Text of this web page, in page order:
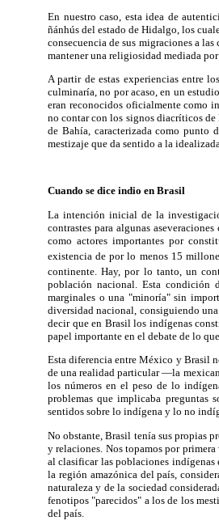
En nuestro caso, esta idea de
ñánhús del estado de Hidalgo, los
consecuencia de sus migraciones a
mantener una religiosidad mediada
A partir de estas experiencias entre
culminaría, no por acaso, en un
eran reconocidos oficialmente como
no contar con los signos diacríticos
de Bahía, caracterizada como punto
mestizaje que da sentido a la
Cuando se dice indio en Brasil
La intención inicial de la
contrastes para algunas
como actores importantes por
existencia de por lo menos 15
continente. Hay, por lo tanto, un
población nacional. Esta condición
marginales o una "minoría" sin
diversidad nacional, consiguiendo
decir que en Brasil los indígenas
papel importante en el debate de lo
Esta diferencia entre México y Brasil
de una realidad particular —la
los números en el peso de lo
problemas que implicaba
sentidos sobre lo indígena y lo no
No obstante, Brasil tenía sus propias
y relaciones. Nos topamos por
al clasificar las poblaciones indígenas
la región amazónica del país,
naturaleza y de la sociedad
fenotipos "parecidos" a los de los
del país.